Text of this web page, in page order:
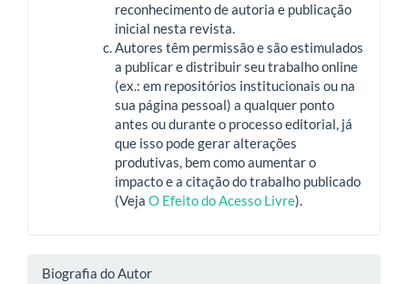
reconhecimento de autoria e publicação
inicial nesta revista.
Autores têm permissão e são estimulados
a publicar e distribuir seu trabalho online
(ex.: em repositórios institucionais ou na
sua página pessoal) a qualquer ponto
antes ou durante o processo editorial, já
que isso pode gerar alterações
produtivas, bem como aumentar o
impacto e a citação do trabalho publicado
(Veja O Efeito do Acesso Livre).
Biografia do Autor